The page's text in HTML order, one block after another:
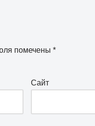
помечены *
Сайт